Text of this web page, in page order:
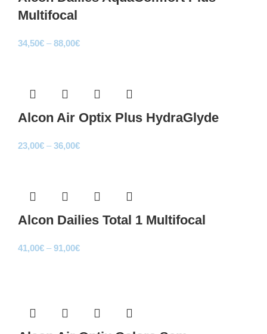
Multifocal
34,50€ – 88,00€Price
88,00€
Alcon Air Optix Plus HydraGlyde
23,00€ – 36,00€Price
36,00€
Alcon Dailies Total 1 Multifocal
41,00€ – 91,00€Price